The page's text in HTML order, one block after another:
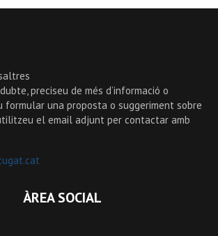
preciseu de més d’informació o
una proposta o suggeriment sobre
el email adjunt per contactar amb
ÀREA SOCIAL